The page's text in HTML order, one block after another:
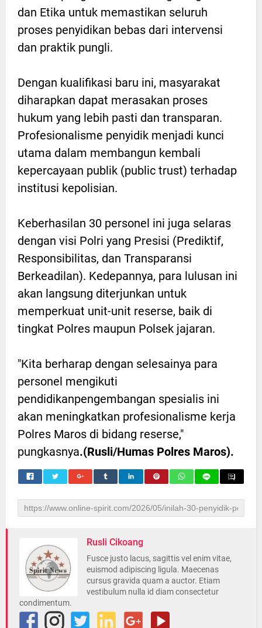
dan Etika untuk memastikan seluruh
proses penyidikan bebas dari intervensi
dan praktik pungli.
Dengan kualifikasi baru ini, masyarakat
diharapkan dapat merasakan proses
hukum yang lebih pasti dan transparan.
Profesionalisme penyidik menjadi kunci
utama dalam membangun kembali
kepercayaan publik (public trust) terhadap
institusi kepolisian.
Keberhasilan 30 personel ini juga selaras
dengan visi Polri yang Presisi (Prediktif,
Responsibilitas, dan Transparansi
Berkeadilan). Kedepannya, para lulusan ini
akan langsung diterjunkan untuk
memperkuat unit-unit reserse, baik di
tingkat Polres maupun Polsek jajaran.
"Kita berharap dengan selesainya para
personel mengikuti
pendidikanpengembangan spesialis ini
akan meningkatkan profesionalisme kerja
Polres Maros di bidang reserse,"
pungkasnya.(Rusli/Humas Polres Maros).
Rusli Cikoang
Fusce justo lacus, sagittis vel enim vitae,
euismod adipiscing ligula. Maecenas
cursus gravida quam a auctor. Etiam
vestibulum nulla id diam consectetur
condimentum.